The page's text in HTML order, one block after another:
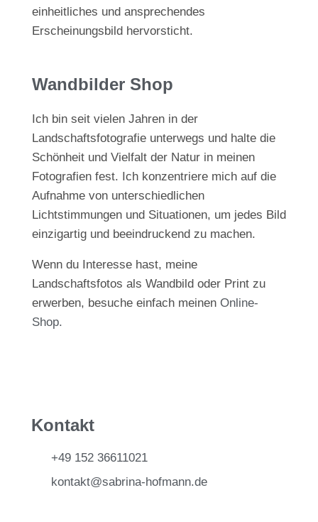
einheitliches und ansprechendes
Erscheinungsbild hervorsticht.
Wandbilder Shop
Ich bin seit vielen Jahren in der
Landschaftsfotografie unterwegs und halte die
Schönheit und Vielfalt der Natur in meinen
Fotografien fest. Ich konzentriere mich auf die
Aufnahme von unterschiedlichen
Lichtstimmungen und Situationen, um jedes Bild
einzigartig und beeindruckend zu machen.
Wenn du Interesse hast, meine
Landschaftsfotos als Wandbild oder Print zu
erwerben, besuche einfach meinen Online-
Shop.
Kontakt
+49 152 36611021
kontakt@sabrina-hofmann.de